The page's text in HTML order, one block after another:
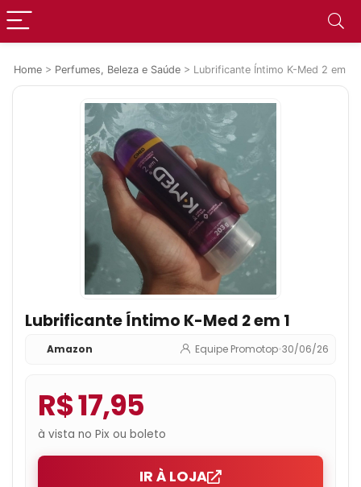
Home > Perfumes, Beleza e Saúde > Lubrificante Íntimo K-Med 2 em 1
Lubrificante Íntimo K-Med 2 em 1
Amazon Equipe Promotop•30/06/26
R$ 17,95
à vista no Pix ou boleto
IR À LOJA